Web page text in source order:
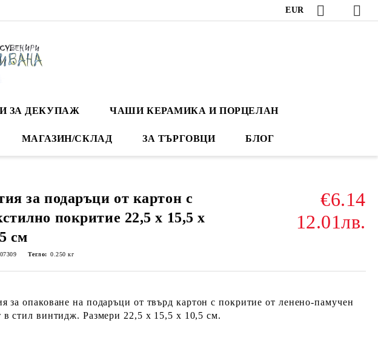
EUR
ЗА ДЕКУПАЖ ЧАШИ КЕРАМИКА И ПОРЦЕЛАН
МАГАЗИН/СКЛАД ЗА ТЪРГОВЦИ БЛОГ
за подаръци от картон с
покритие 22,5 х 15,5 х
см
€6.14
12.01лв.
Тегло: 0.250 кг
за опаковане на подаръци от твърд картон с покритие от ленено-памучен
в стил винтидж. Размери 22,5 х 15,5 х 10,5 см.